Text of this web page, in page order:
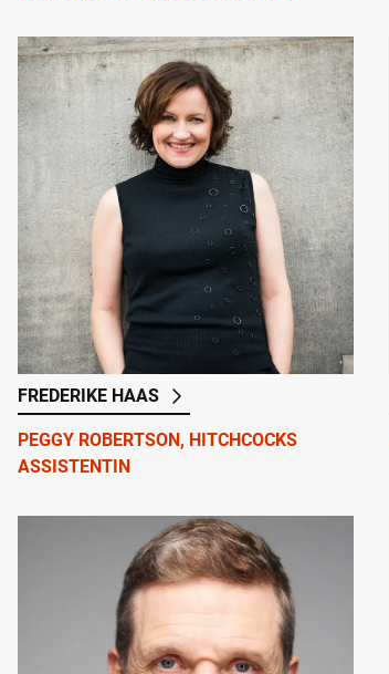
FREDERIKE HAAS
PEGGY ROBERTSON, HITCHCOCKS
ASSISTENTIN